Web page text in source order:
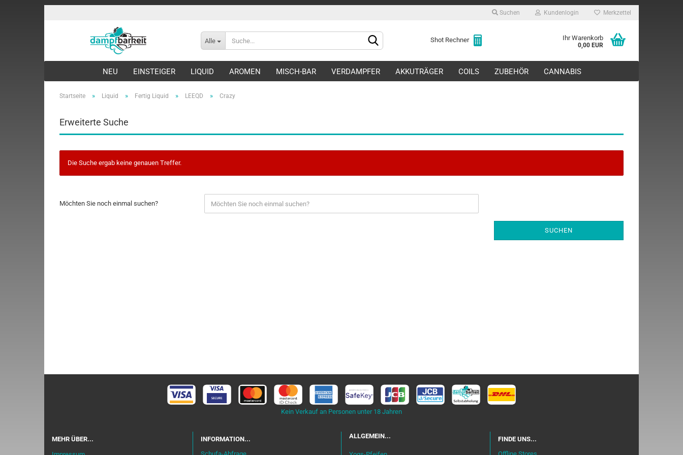
Suchen Kundenlogin
Konto erstellen
Merkzettel
Alle Shot Rechner Ihr Warenkorb
0,00 EUR
NEU EINSTEIGER LIQUID AROMEN MISCH-BAR VERDAMPFER AKKUTRÄGER COILS ZUBEHÖR CANNABIS
Startseite » Liquid » Fertig Liquid » LEEQD » Crazy
Erweiterte Suche
Die Suche ergab keine genauen Treffer.
Möchten Sie noch einmal suchen?
SUCHEN
Kein Verkauf an Personen unter 18 Jahren
MEHR ÜBER...
INFORMATION...
ALLGEMEIN...
FINDE UNS...